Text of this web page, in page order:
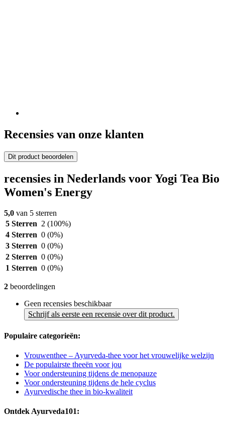
Recensies van onze klanten
Dit product beoordelen
recensies in Nederlands voor Yogi Tea Bio
Women's Energy
5,0 van 5 sterren
5 Sterren 2 (100%)
4 Sterren 0 (0%)
3 Sterren 0 (0%)
2 Sterren 0 (0%)
1 Sterren 0 (0%)
2 beoordelingen
Geen recensies beschikbaar
Schrijf als eerste een recensie over dit product.
Populaire categorieën:
Vrouwenthee – Ayurveda-thee voor het vrouwelijke welzijn
De populairste theeën voor jou
Voor ondersteuning tijdens de menopauze
Voor ondersteuning tijdens de hele cyclus
Ayurvedische thee in bio-kwaliteit
Ontdek Ayurveda101: